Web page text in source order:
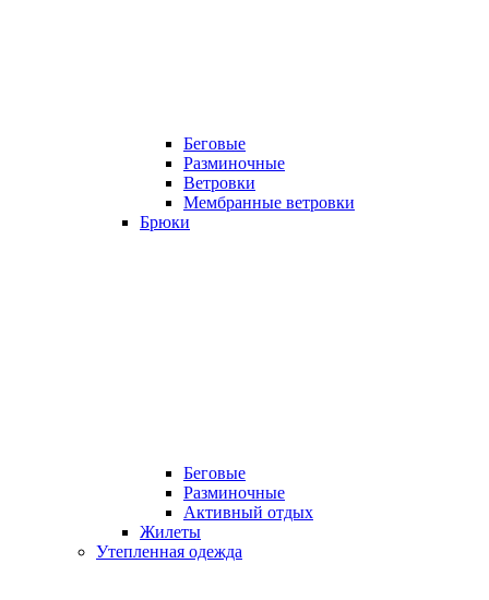
Беговые
Разминочные
Ветровки
Мембранные ветровки
Брюки
Беговые
Разминочные
Активный отдых
Жилеты
Утепленная одежда